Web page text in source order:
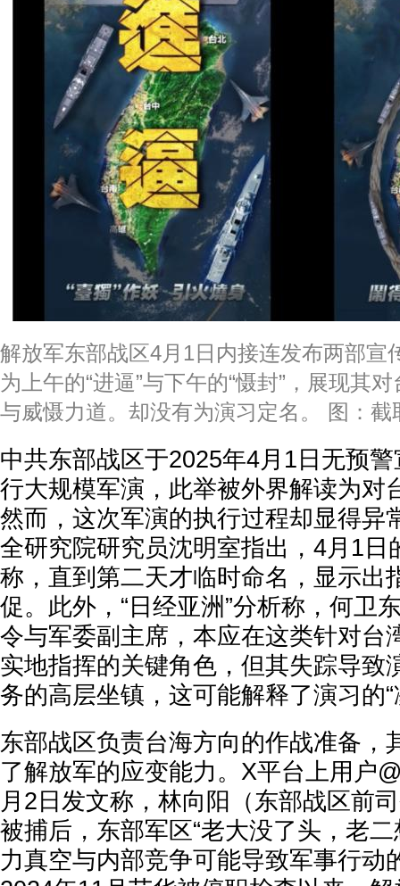
解放军东部战区4月1日内接连发布两部宣
为上午的“进逼”与下午的“慑封”，展现其
与威慑力道。却没有为演习定名。 图：截
中共东部战区于2025年4月1日无预
行大规模军演，此举被外界解读为对
然而，这次军演的执行过程却显得异
全研究院研究员沈明室指出，4月1日
称，直到第二天才临时命名，显示出
促。此外，“日经亚洲”分析称，何卫
令与军委副主席，本应在这类针对台
实地指挥的关键角色，但其失踪导致
务的高层坐镇，这可能解释了演习的“
东部战区负责台海方向的作战准备，
了解放军的应变能力。X平台上用户
月2日发文称，林向阳（东部战区前
被捕后，东部军区“老大没了头，老
力真空与内部竞争可能导致军事行动